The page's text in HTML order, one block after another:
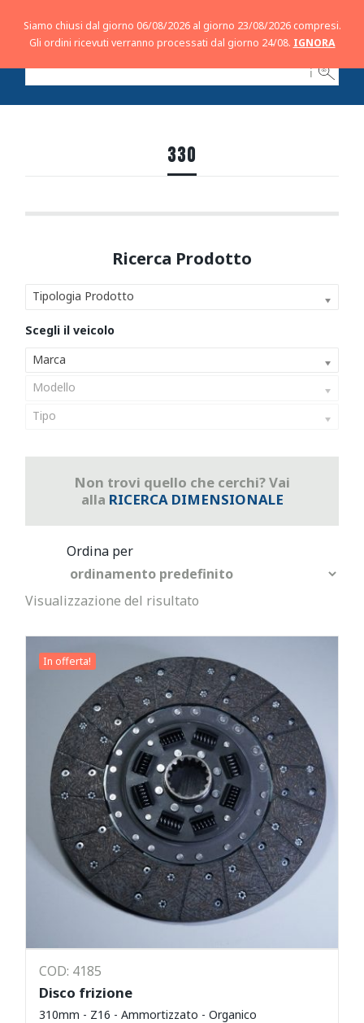
ℹ
330
Tipologia Prodotto
Marca
Modello
Tipo
Non trovi quello che cerchi? Vai
alla RICERCA DIMENSIONALE
Visualizzazione del risultato
In offerta!
COD: 4185
Disco frizione
310mm - Z16 - Ammortizzato - Organico
Siamo chiusi dal giorno 06/08/2026 al giorno 23/08/2026 compresi.
Gli ordini ricevuti verranno processati dal giorno 24/08. IGNORA